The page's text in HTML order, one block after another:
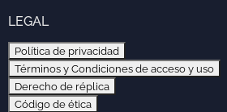
LEGAL
Política de privacidad
Términos y Condiciones de acceso y uso
Derecho de réplica
Código de ética